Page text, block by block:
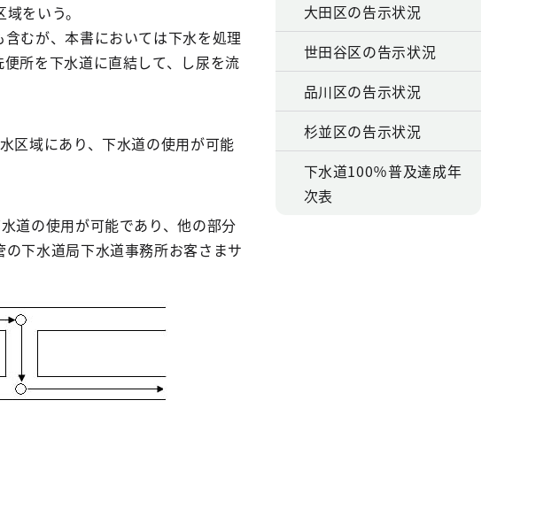
をいう。
むが、本書においては下水を処理
所を下水道に直結して、し尿を流
区域にあり、下水道の使用が可能
道の使用が可能であり、他の部分
下水道局下水道事務所お客さまサ
大田区の告示状況
世田谷区の告示状況
品川区の告示状況
杉並区の告示状況
下水道100％普及達成年
次表